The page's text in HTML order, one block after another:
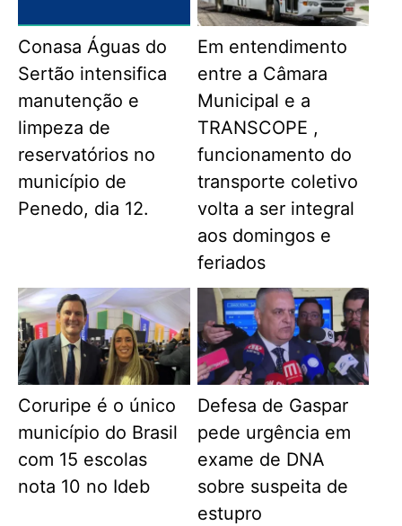
Conasa Águas do
Sertão intensifica
manutenção e
limpeza de
reservatórios no
município de
Penedo, dia 12.
Em entendimento
entre a Câmara
Municipal e a
TRANSCOPE ,
funcionamento do
transporte coletivo
volta a ser integral
aos domingos e
feriados
Coruripe é o único
município do Brasil
com 15 escolas
nota 10 no Ideb
Defesa de Gaspar
pede urgência em
exame de DNA
sobre suspeita de
estupro